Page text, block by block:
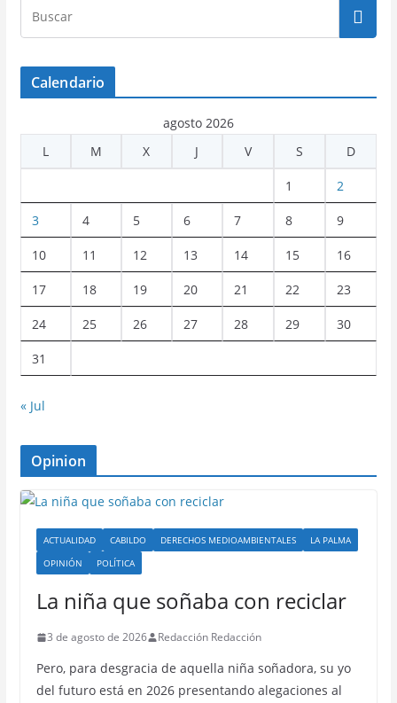
Calendario
agosto 2026
L
M X J V S D
1 2
3 4 5 6 7 8 9
10 11 12 13 14 15 16
17 18 19 20 21 22 23
24 25 26 27 28 29 30
31
« Jul
Opinion
ACTUALIDAD CABILDO DERECHOS MEDIOAMBIENTALES
LA PALMA
OPINIÓN
POLÍTICA
La niña que soñaba con reciclar
3 de agosto de 2026 Redacción Redacción
Pero, para desgracia de aquella niña soñadora, su yo
del futuro está en 2026 presentando alegaciones al